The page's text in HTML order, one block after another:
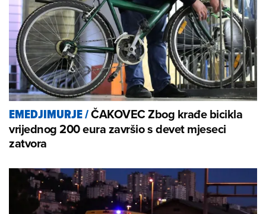
EMEDJIMURJE/ČAKOVEC Zbog krađe bicikla
vrijednog 200 eura završio s devet mjeseci
zatvora